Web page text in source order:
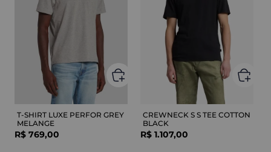
T-SHIRT LUXE PERFOR GREY
MELANGE
R$ 769,00
CREWNECK S S TEE COTTON
BLACK
R$ 1.107,00